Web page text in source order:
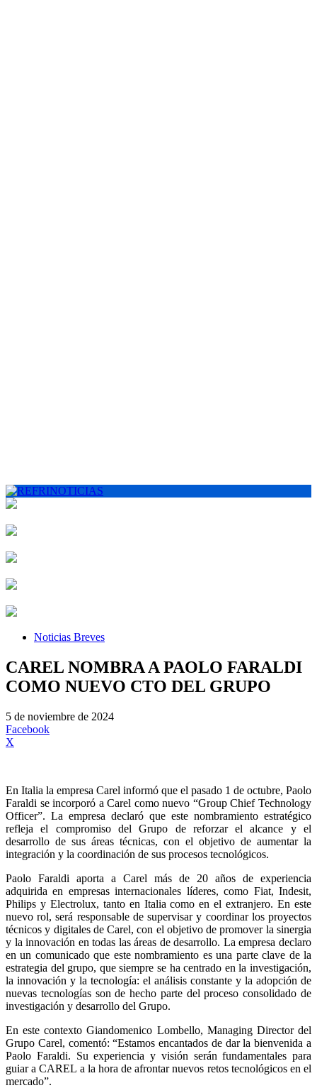
Noticias Breves
CAREL NOMBRA A PAOLO FARALDI
COMO NUEVO CTO DEL GRUPO
5 de noviembre de 2024
Facebook
X
En Italia la empresa Carel informó que el pasado 1 de octubre, Paolo
Faraldi se incorporó a Carel como nuevo “Group Chief Technology
Officer”. La empresa declaró que este nombramiento estratégico
refleja el compromiso del Grupo de reforzar el alcance y el
desarrollo de sus áreas técnicas, con el objetivo de aumentar la
integración y la coordinación de sus procesos tecnológicos.
Paolo Faraldi aporta a Carel más de 20 años de experiencia
adquirida en empresas internacionales líderes, como Fiat, Indesit,
Philips y Electrolux, tanto en Italia como en el extranjero. En este
nuevo rol, será responsable de supervisar y coordinar los proyectos
técnicos y digitales de Carel, con el objetivo de promover la sinergia
y la innovación en todas las áreas de desarrollo. La empresa declaro
en un comunicado que este nombramiento es una parte clave de la
estrategia del grupo, que siempre se ha centrado en la investigación,
la innovación y la tecnología: el análisis constante y la adopción de
nuevas tecnologías son de hecho parte del proceso consolidado de
investigación y desarrollo del Grupo.
En este contexto Giandomenico Lombello, Managing Director del
Grupo Carel, comentó: “Estamos encantados de dar la bienvenida a
Paolo Faraldi. Su experiencia y visión serán fundamentales para
guiar a CAREL a la hora de afrontar nuevos retos tecnológicos en el
mercado”.